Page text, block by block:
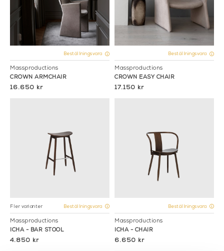
Beställningsvara
Massproductions
CROWN ARMCHAIR
16.650 kr
Beställningsvara
Massproductions
CROWN EASY CHAIR
17.150 kr
Fler varianter Beställningsvara
Massproductions
ICHA - BAR STOOL
4.850 kr
Beställningsvara
Massproductions
ICHA - CHAIR
6.650 kr